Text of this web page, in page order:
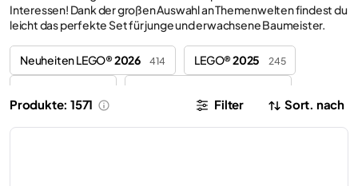
Interessen! Dank der großen Auswahl an Themenwelten findest du
leicht das perfekte Set für junge und erwachsene Baumeister.
Neuheiten LEGO®2026 414 LEGO®2025 245
Produkte: 1571 Filter Sort. nach